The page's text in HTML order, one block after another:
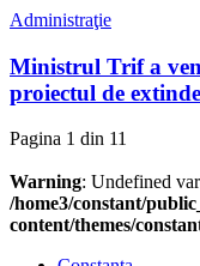
Administraţie
Ministrul Trif a
proiectul de
Pagina 1 din 11
Warning: Undefined
/home3/constant/
content/themes/